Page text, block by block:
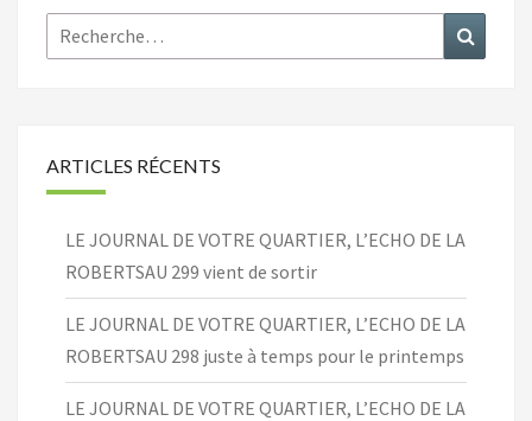
Rechercher :
ARTICLES RÉCENTS
LE JOURNAL DE VOTRE QUARTIER, L’ECHO DE LA
ROBERTSAU 299 vient de sortir
LE JOURNAL DE VOTRE QUARTIER, L’ECHO DE LA
ROBERTSAU 298 juste à temps pour le printemps
LE JOURNAL DE VOTRE QUARTIER, L’ECHO DE LA